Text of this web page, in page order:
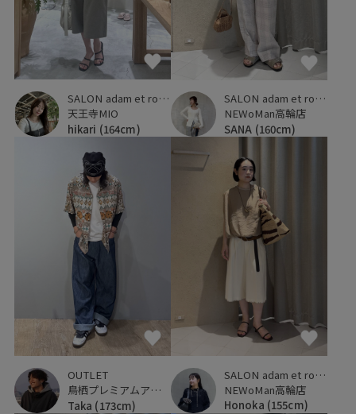
SALON adam et ropé
天王寺MIO
hikari (164cm)
SALON adam et ropé
NEWoMan高輪店
SANA (160cm)
OUTLET
鳥栖プレミアムアウトレット
Taka (173cm)
SALON adam et ropé
NEWoMan高輪店
Honoka (155cm)